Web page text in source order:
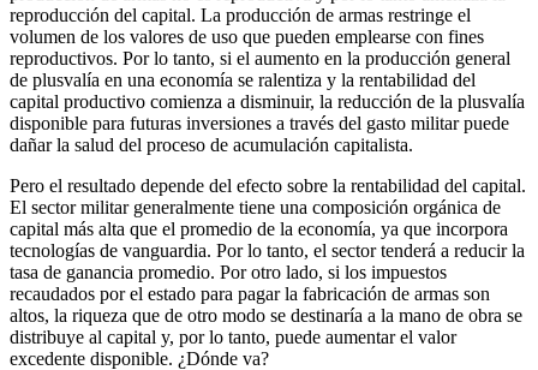
reproducción del capital. La producción de armas restringe el
volumen de los valores de uso que pueden emplearse con fines
reproductivos. Por lo tanto, si el aumento en la producción general
de plusvalía en una economía se ralentiza y la rentabilidad del
capital productivo comienza a disminuir, la reducción de la plusvalía
disponible para futuras inversiones a través del gasto militar puede
dañar la salud del proceso de acumulación capitalista.
Pero el resultado depende del efecto sobre la rentabilidad del capital.
El sector militar generalmente tiene una composición orgánica de
capital más alta que el promedio de la economía, ya que incorpora
tecnologías de vanguardia. Por lo tanto, el sector tenderá a reducir la
tasa de ganancia promedio. Por otro lado, si los impuestos
recaudados por el estado para pagar la fabricación de armas son
altos, la riqueza que de otro modo se destinaría a la mano de obra se
distribuye al capital y, por lo tanto, puede aumentar el valor
excedente disponible. ¿Dónde va?